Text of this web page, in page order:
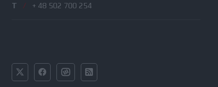
T / + 48 502 700 254